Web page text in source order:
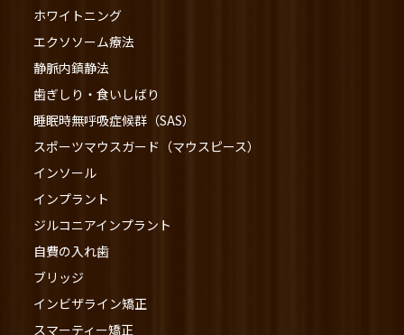
ホワイトニング
エクソソーム療法
静脈内鎮静法
歯ぎしり・食いしばり
睡眠時無呼吸症候群（SAS）
スポーツマウスガード（マウスピース）
インソール
インプラント
ジルコニアインプラント
自費の入れ歯
ブリッジ
インビザライン矯正
スマーティー矯正